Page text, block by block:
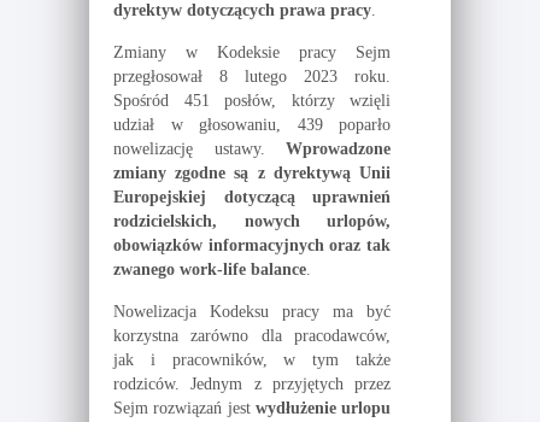
dyrektyw dotyczących prawa pracy.
Zmiany w Kodeksie pracy Sejm
przegłosował 8 lutego 2023 roku.
Spośród 451 posłów, którzy wzięli
udział w głosowaniu, 439 poparło
nowelizację ustawy. Wprowadzone
zmiany zgodne są z dyrektywą Unii
Europejskiej dotyczącą uprawnień
rodzicielskich, nowych urlopów,
obowiązków informacyjnych oraz tak
zwanego work-life balance.
Nowelizacja Kodeksu pracy ma być
korzystna zarówno dla pracodawców,
jak i pracowników, w tym także
rodziców. Jednym z przyjętych przez
Sejm rozwiązań jest wydłużenie urlopu